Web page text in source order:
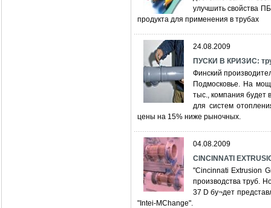
улучшить свойства
продукта для применения в трубах
24.08.2009
ПУСКИ В КРИЗИС:
Финский
Подмосковье. На
тыс., компания будет
для систем
цены на 15% ниже рыночных.
04.08.2009
CINCINNATI
"Cincinnati Extrusion
производства труб.
37 D бу¬дет
"Intei-MChange".